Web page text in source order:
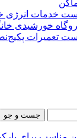
خورشیدی
جست و جو